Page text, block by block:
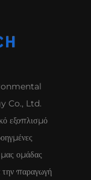
Co., Ltd.
εξοπλισμό
ομάδας
την παραγωγή